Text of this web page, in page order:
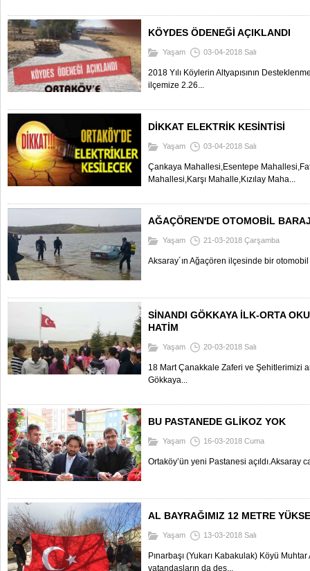
KÖYDES ÖDENEĞİ AÇIKLANDI
Yaşam 03-04-2018 Salı
2018 Yılı Köylerin Altyapısının
ilçemize 2.26...
DİKKAT ELEKTRİK KESİNTİSİ
Yaşam 03-04-2018 Salı
Çankaya Mahallesi,Esentepe
Mahallesi,Karşı Mahalle,Kızılay Maha...
AĞAÇÖREN'DE OTOMOBİL
Yaşam 21-03-2018 Çarşamba
Aksaray´ın Ağaçören ilçesinde bir
SİNANDI GÖKKAYA İLK-ORTA
HATİM
Yaşam 20-03-2018 Salı
18 Mart Çanakkale Zaferi ve Şehitlerimizi
Gökkaya...
BU PASTANEDE GLİKOZ YOK
Yaşam 16-03-2018 Cuma
Ortaköy’ün yeni Pastanesi açıldı.Aksaray
AL BAYRAĞIMIZ 12 METRE
Yaşam 13-03-2018 Salı
Pınarbaşı (Yukarı Kabakulak) Köyü
vatandaşların da des...